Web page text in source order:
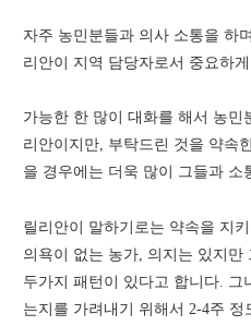
자주 농민분들과 의사 소통을 하
리안이 지역 담당자로서 중요하
가능한 한 많이 대화를 해서 농민
리안이지만, 부탁드린 것을 약속
을 경우에는 더욱 많이 그들과 소
릴리안이 말하기로는 약속을 지
의욕이 없는 농가, 의지는 있지만
두가지 패턴이 있다고 합니다.
는지를 가려내기 위해서 2-4주